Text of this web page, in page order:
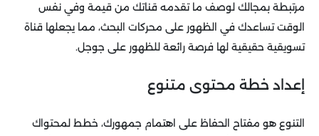
مرتبطة بمجالك لوصف ما تقدمه قناتك من قيمة وفي نفس
الوقت تساعدك في الظهور على محركات البحث، مما يجعلها قناة
تسويقية حقيقية لها فرصة رائعة للظهور على جوجل.
إعداد خطة محتوى متنوع
التنوع هو مفتاح الحفاظ على اهتمام جمهورك، خطط لمحتواك